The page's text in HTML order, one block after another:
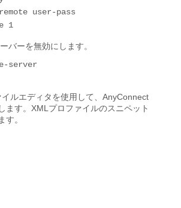
user-pass
1
バーを無効にします。
server
ルエディタを使用して、AnyConnect
ます。XMLプロファイルのスニペット
す。